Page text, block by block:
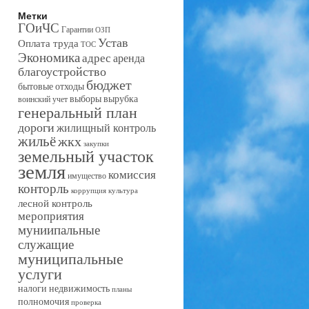
Метки
ГОиЧС Гарантии ОЗП
Оплата труда ТОС Устав
Экономикаадресаренда
благоустройство
бытовые отходы бюджет
воинский учетвыборывырубка
генеральный план
дорогижилищный контроль
жильёжкх закупки
земельный участок
земляимуществокомиссия
конторль коррупция культура
лесной контроль
мероприятия
муниипальные
служащие
муниципальные
услуги
налоги недвижимость планы
полномочия проверка